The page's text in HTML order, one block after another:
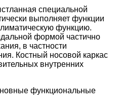
специальной
выполняет функции
функцию.
формой частично
в частности
Костный носовой каркас
внутренних
функциональные